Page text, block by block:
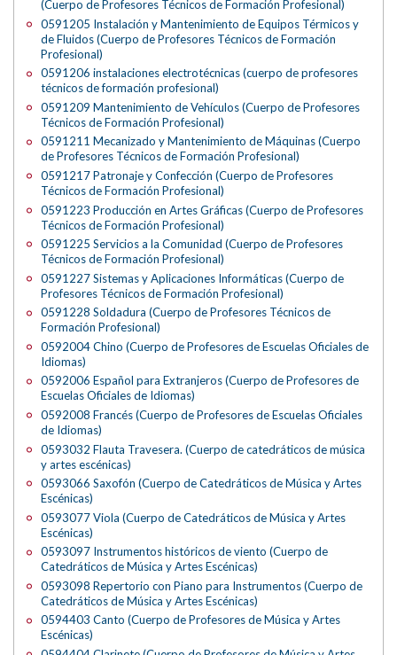
(Cuerpo de Profesores Técnicos de Formación Profesional)
0591205 Instalación y Mantenimiento de Equipos Térmicos y
de Fluidos (Cuerpo de Profesores Técnicos de Formación
Profesional)
0591206 instalaciones electrotécnicas (cuerpo de profesores
técnicos de formación profesional)
0591209 Mantenimiento de Vehículos (Cuerpo de Profesores
Técnicos de Formación Profesional)
0591211 Mecanizado y Mantenimiento de Máquinas (Cuerpo
de Profesores Técnicos de Formación Profesional)
0591217 Patronaje y Confección (Cuerpo de Profesores
Técnicos de Formación Profesional)
0591223 Producción en Artes Gráficas (Cuerpo de Profesores
Técnicos de Formación Profesional)
0591225 Servicios a la Comunidad (Cuerpo de Profesores
Técnicos de Formación Profesional)
0591227 Sistemas y Aplicaciones Informáticas (Cuerpo de
Profesores Técnicos de Formación Profesional)
0591228 Soldadura (Cuerpo de Profesores Técnicos de
Formación Profesional)
0592004 Chino (Cuerpo de Profesores de Escuelas Oficiales de
Idiomas)
0592006 Español para Extranjeros (Cuerpo de Profesores de
Escuelas Oficiales de Idiomas)
0592008 Francés (Cuerpo de Profesores de Escuelas Oficiales
de Idiomas)
0593032 Flauta Travesera. (Cuerpo de catedráticos de música
y artes escénicas)
0593066 Saxofón (Cuerpo de Catedráticos de Música y Artes
Escénicas)
0593077 Viola (Cuerpo de Catedráticos de Música y Artes
Escénicas)
0593097 Instrumentos históricos de viento (Cuerpo de
Catedráticos de Música y Artes Escénicas)
0593098 Repertorio con Piano para Instrumentos (Cuerpo de
Catedráticos de Música y Artes Escénicas)
0594403 Canto (Cuerpo de Profesores de Música y Artes
Escénicas)